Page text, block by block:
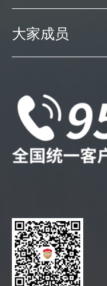
大家成员